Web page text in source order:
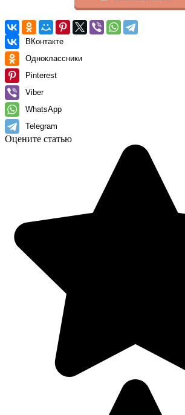
ВКонтакте
Одноклассники
Pinterest
Viber
WhatsApp
Telegram
Оцените статью